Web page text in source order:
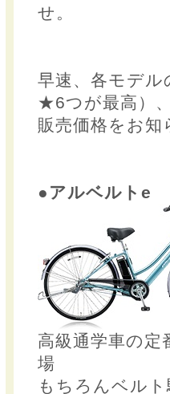
せ。
早速、各モデ
★6つが最高）、
販売価格をお知
●アルベルト
高級通学車の
場
もちろんベル